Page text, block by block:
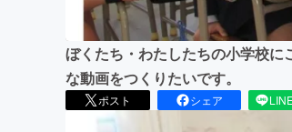
ぼくたち・わたしたちの小学校に
な動画をつくりたいです。
ポスト シェア